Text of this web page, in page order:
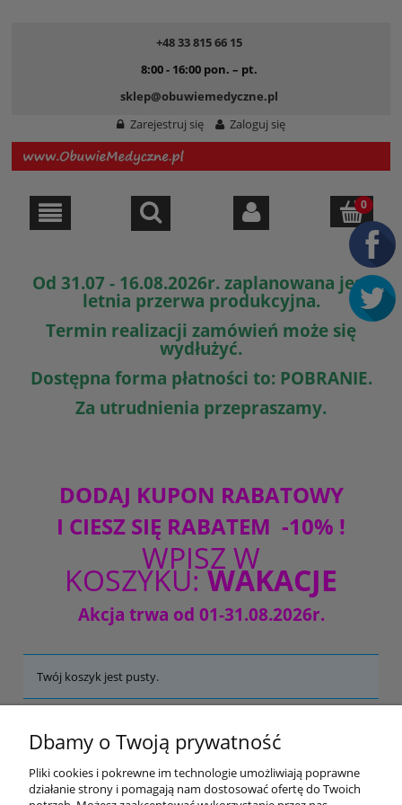
+48 33 815 66 15
8:00 - 16:00 pon. – pt.
sklep@obuwiemedyczne.pl
Zarejestruj się
Zaloguj się
Od 31.07 - 16.08.2026r. zaplanowana jest
letnia przerwa produkcyjna.
Termin realizacji zamówień może się
wydłużyć.
Dostępna forma płatności to: POBRANIE.
Za utrudnienia przepraszamy.
DODAJ KUPON RABATOWY
I CIESZ SIĘ RABATEM -10% !
WPISZ W
KOSZYKU:WAKACJE
Akcja trwa od 01-31.08.2026r.
Twój koszyk jest pusty.
8:00 - 16:00 pon. – pt.
sklep@obuwiemedyczne.pl
Dbamy o Twoją prywatność
Pliki cookies i pokrewne im technologie umożliwiają poprawne
działanie strony i pomagają nam dostosować ofertę do Twoich